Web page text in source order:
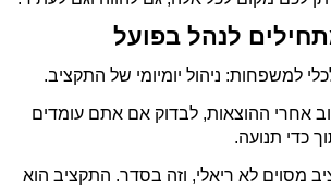
לנהל בפועל
למשפחות: ניהול יומיומי של התקציב.
אחרי ההוצאות, לבדוק אם אתם עומדים
כדי תנועה.
מסוים לא ריאלי, וזה בסדר. התקציב הוא